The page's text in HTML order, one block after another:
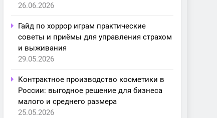
26.06.2026
Гайд по хоррор играм практические
советы и приёмы для управления страхом
и выживания
29.05.2026
Контрактное производство косметики в
России: выгодное решение для бизнеса
малого и среднего размера
25.05.2026